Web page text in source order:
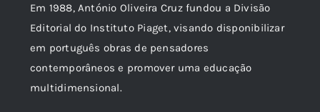
Em 1988, António Oliveira Cruz fundou a Divisão
Editorial do Instituto Piaget, visando disponibilizar
em português obras de pensadores
contemporâneos e promover uma educação
multidimensional.